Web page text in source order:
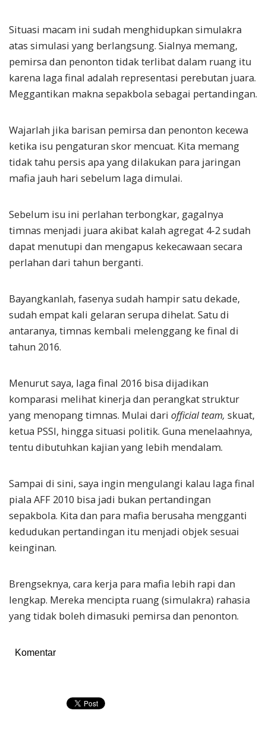
Situasi macam ini sudah menghidupkan simulakra
atas simulasi yang berlangsung. Sialnya memang,
pemirsa dan penonton tidak terlibat dalam ruang itu
karena laga final adalah representasi perebutan juara.
Meggantikan makna sepakbola sebagai pertandingan.
Wajarlah jika barisan pemirsa dan penonton kecewa
ketika isu pengaturan skor mencuat. Kita memang
tidak tahu persis apa yang dilakukan para jaringan
mafia jauh hari sebelum laga dimulai.
Sebelum isu ini perlahan terbongkar, gagalnya
timnas menjadi juara akibat kalah agregat 4-2 sudah
dapat menutupi dan mengapus kekecawaan secara
perlahan dari tahun berganti.
Bayangkanlah, fasenya sudah hampir satu dekade,
sudah empat kali gelaran serupa dihelat. Satu di
antaranya, timnas kembali melenggang ke final di
tahun 2016.
Menurut saya, laga final 2016 bisa dijadikan
komparasi melihat kinerja dan perangkat struktur
yang menopang timnas. Mulai dari official team, skuat,
ketua PSSI, hingga situasi politik. Guna menelaahnya,
tentu dibutuhkan kajian yang lebih mendalam.
Sampai di sini, saya ingin mengulangi kalau laga final
piala AFF 2010 bisa jadi bukan pertandingan
sepakbola. Kita dan para mafia berusaha mengganti
kedudukan pertandingan itu menjadi objek sesuai
keinginan.
Brengseknya, cara kerja para mafia lebih rapi dan
lengkap. Mereka mencipta ruang (simulakra) rahasia
yang tidak boleh dimasuki pemirsa dan penonton.
Komentar